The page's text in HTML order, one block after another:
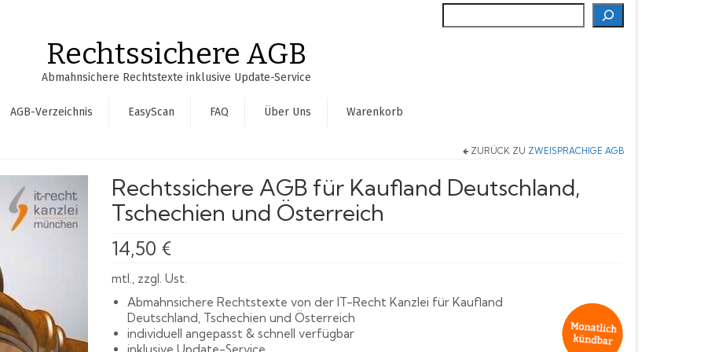
Suche
Rechtssichere AGB
Abmahnsichere Rechtstexte inklusive Update-Service
AGB-Verzeichnis EasyScan FAQ Über Uns Warenkorb
ZURÜCK ZU ZWEISPRACHIGE AGB
Rechtssichere AGB für Kaufland Deutschland,
Tschechien und Österreich
14,50 €
mtl., zzgl. Ust.
Abmahnsichere Rechtstexte von der IT-Recht Kanzlei für Kaufland
Deutschland, Tschechien und Österreich
individuell angepasst & schnell verfügbar